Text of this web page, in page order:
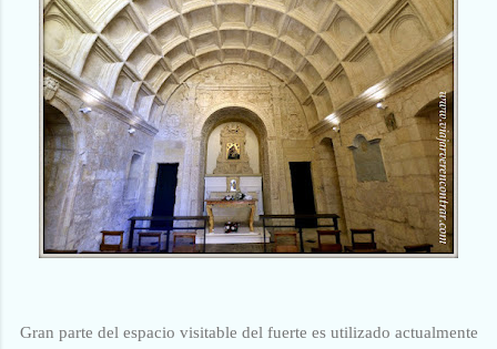
Gran parte del espacio visitable del fuerte es utilizado actualmente